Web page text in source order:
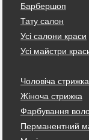
Барбершоп
Тату салон
Усі салони краси
Усі майстри
Чоловіча стрижка
Жіноча стрижка
Фарбування
Перманентний